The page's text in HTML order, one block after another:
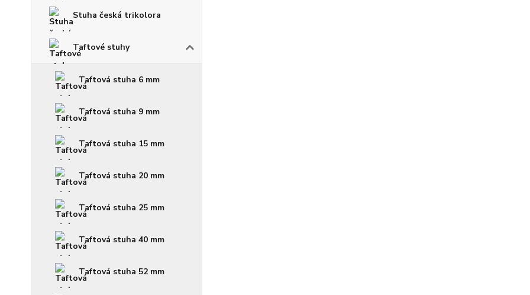
Stuha česká trikolora
Taftové stuhy
Taftová stuha 6 mm
Taftová stuha 9 mm
Taftová stuha 15 mm
Taftová stuha 20 mm
Taftová stuha 25 mm
Taftová stuha 40 mm
Taftová stuha 52 mm